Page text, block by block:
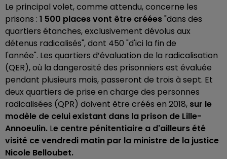
Le principal volet, comme attendu, concerne les
prisons : 1 500 places vont être créées"dans des
quartiers étanches, exclusivement dévolus aux
détenus radicalisés", dont 450 "d'ici la fin de
l'année". Les quartiers d’évaluation de la radicalisation
(QER), où la dangerosité des prisonniers est évaluée
pendant plusieurs mois, passeront de trois à sept. Et
deux quartiers de prise en charge des personnes
radicalisées (QPR) doivent être créés en 2018, sur le
modèle de celui existant dans la prison de Lille-
Annoeulin. Le centre pénitentiaire a d'ailleurs été
visité ce vendredi matin par la ministre de la justice
Nicole Belloubet.